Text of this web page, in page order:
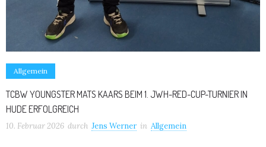
Allgemein
TCBW YOUNGSTER MATS KAARS BEIM 1. JWH-RED-CUP-TURNIER IN
HUDE ERFOLGREICH
10. Februar 2026 durch Jens Werner in Allgemein